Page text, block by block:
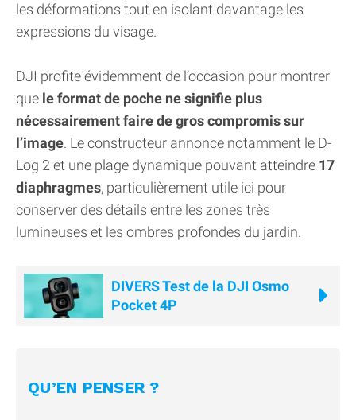
les déformations tout en isolant davantage les
expressions du visage.
DJI profite évidemment de l’occasion pour montrer
que le format de poche ne signifie plus
nécessairement faire de gros compromis sur
l’image. Le constructeur annonce notamment le D-
Log 2 et une plage dynamique pouvant atteindre 17
diaphragmes, particulièrement utile ici pour
conserver des détails entre les zones très
lumineuses et les ombres profondes du jardin.
DIVERS Test de la DJI Osmo
Pocket 4P
QU’EN PENSER ?